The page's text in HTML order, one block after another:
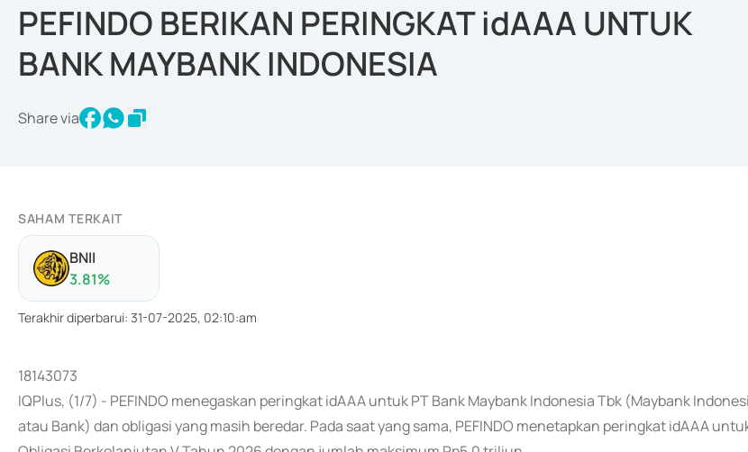
PEFINDO BERIKAN PERINGKAT idAAA UNTUK
BANK MAYBANK INDONESIA
Share via
SAHAM TERKAIT
BNII
3.81%
Terakhir diperbarui: 31-07-2025, 02:10:am
18143073
IQPlus, (1/7) - PEFINDO menegaskan peringkat idAAA untuk PT Bank Maybank Indonesia Tbk (Maybank
atau Bank) dan obligasi yang masih beredar. Pada saat yang sama, PEFINDO menetapkan peringkat idAAA